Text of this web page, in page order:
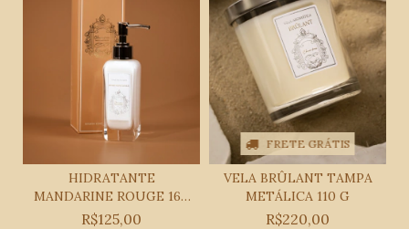
HIDRATANTE
MANDARINE ROUGE 160
ML
R$125,00
FRETE GRÁTIS
VELA BRÛLANT TAMPA
METÁLICA 110 G
R$220,00